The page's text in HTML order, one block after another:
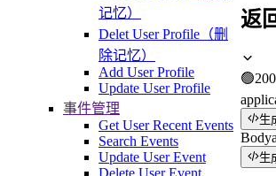
记忆）
Delet User Profile（删
除记忆）
Add User Profile
Update User Profile
事件管理
Get User Recent Events
Search Events
Update User Event
Delete User Event
返
🟢200
生
Body
生